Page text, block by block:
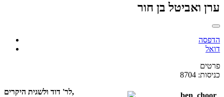
ערן ואביטל בן חור
הדפסה
דואל
פרטים
כניסות: 8704
לר' דוד ולשגית היקרים,